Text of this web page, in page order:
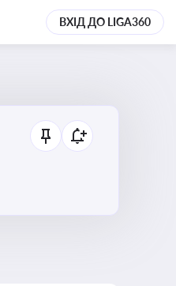
ВХІД ДО LIGA360